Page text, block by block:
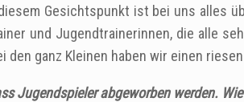
Gesichtspunkt ist bei uns alles
und Jugendtrainerinnen, die alle
ganz Kleinen haben wir einen
Jugendspieler abgeworben werden.